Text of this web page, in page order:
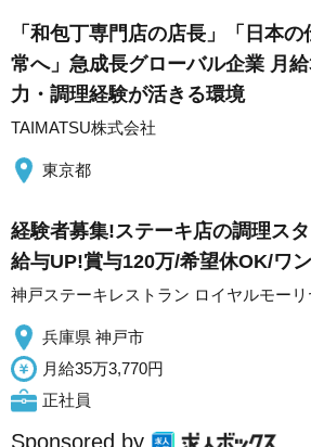
「和包丁専門店の店長」「日本
常へ」急成長グローバル企業 月
力・調理経験が活きる環境
TAIMATSU株式会社
東京都
経験者募集!ステーキ店の調理ス
給与UP!賞与120万/希望休OK/ワ
神戸ステーキレストラン ロイヤルモーリ
兵庫県 神戸市
月給35万3,770円
正社員
Sponsored by